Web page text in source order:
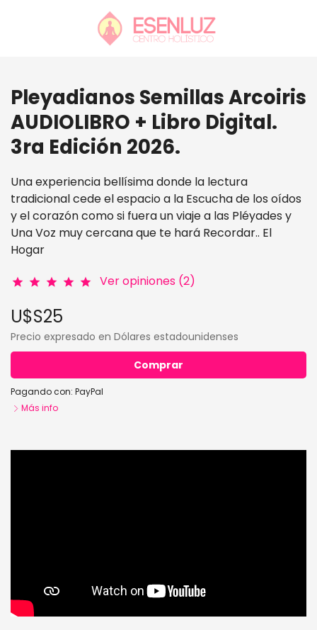
Pleyadianos Semillas Arcoiris
AUDIOLIBRO + Libro Digital.
3ra Edición 2026.
Una experiencia bellísima donde la lectura
tradicional cede el espacio a la Escucha de los oídos
y el corazón como si fuera un viaje a las Pléyades y
Una Voz muy cercana que te hará Recordar.. El
Hogar
star star star star star Ver opiniones (2)
U$S25
Precio expresado en Dólares estadounidenses
Comprar
Pagando con: PayPal
Más info